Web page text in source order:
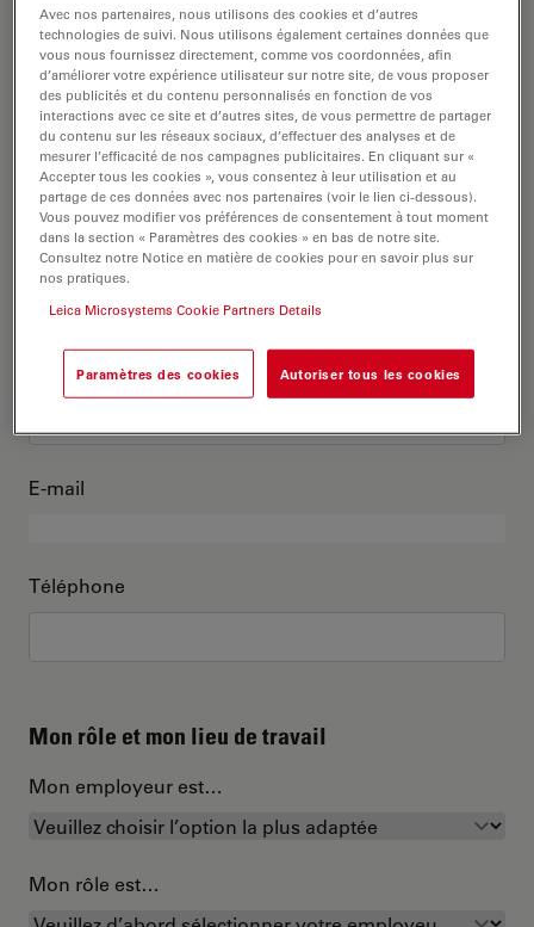
C’est moi
Titre académique en option
Prénom
E-mail
Téléphone
Mon rôle et mon lieu de travail
Mon employeur est…
Mon rôle est…
Avec nos partenaires, nous utilisons des cookies et d’autres
technologies de suivi. Nous utilisons également certaines données que
vous nous fournissez directement, comme vos coordonnées, afin
d’améliorer votre expérience utilisateur sur notre site, de vous proposer
des publicités et du contenu personnalisés en fonction de vos
interactions avec ce site et d’autres sites, de vous permettre de partager
du contenu sur les réseaux sociaux, d’effectuer des analyses et de
mesurer l’efficacité de nos campagnes publicitaires. En cliquant sur «
Accepter tous les cookies », vous consentez à leur utilisation et au
partage de ces données avec nos partenaires (voir le lien ci-dessous).
Vous pouvez modifier vos préférences de consentement à tout moment
dans la section « Paramètres des cookies » en bas de notre site.
Consultez notre Notice en matière de cookies pour en savoir plus sur
nos pratiques.
Leica Microsystems Cookie Partners Details
Paramètres des cookies Autoriser tous les cookies